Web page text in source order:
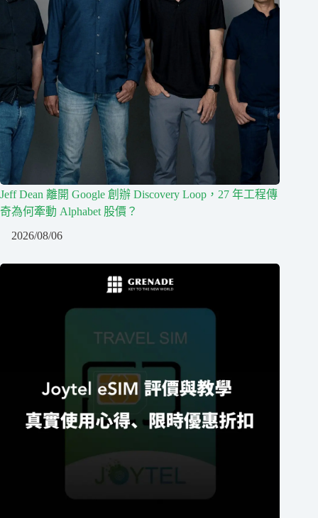
Jeff Dean 離開 Google 創辦 Discovery Loop，27 年工程傳
奇為何牽動 Alphabet 股價？
2026/08/06